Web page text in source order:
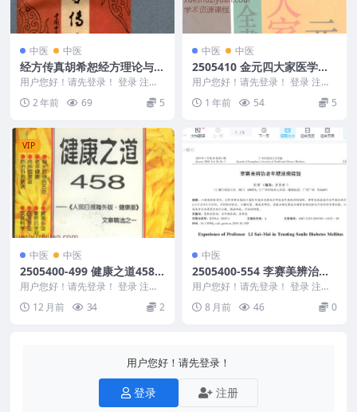
中医 中医
经方传真胡希恕经方理论与实
践
用户您好！请先登录！ 登录 注册
经方传真胡希恕经方理论与实践 2
40901-5...
2 年前 69 5
中医 中医
2505410 金元四大家医学全
书1732
用户您好！请先登录！ 登录 注册
金元四大家医学全书 2505410 ...
1 年前 54 5
VIP
中医 中医
2505400-499 健康之道458.p
df
用户您好！请先登录！ 登录 注册
健康之道458.pdf 2505400-499
12 月前 34 2
中医
2505400-554 李赛美辨治老
年糖尿病经验_彭博.pdf
用户您好！请先登录！ 登录 注册
李赛美辨治老年糖尿病经验_彭博.
pdf 250...
8 月前 46 0
用户您好！请先登录！
登录 注册